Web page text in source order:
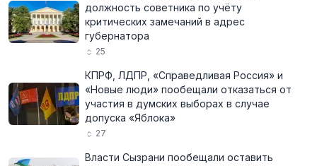
должность советника по учёту
критических замечаний в адрес
губернатора
25
КПРФ, ЛДПР, «Справедливая Россия» и
«Новые люди» пообещали отказаться от
участия в думских выборах в случае
допуска «Яблока»
27
Власти Сызрани пообещали оставить